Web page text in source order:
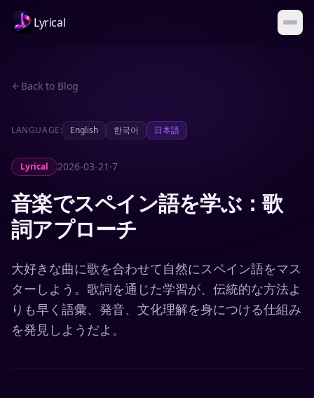
Lyrical
Back to Blog
LANGUAGE: English 한국어 日本語
Lyrical 2026-03-21 ·7
音楽でスペイン語を学ぶ：歌
詞アプローチ
大好きな曲に歌を合わせて自然にスペイン語をマス
ターしよう。歌詞を通じた学習が、伝統的な方法よ
りも早く語彙、発音、文化理解を身につける仕組み
を発見しようだよ。